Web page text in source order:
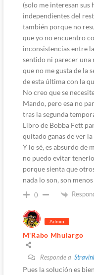
(solo me interesan
independientes del
también porque no
que yo no encuentro
inconsistencias entre
sentido ni parecer
que no me gusta de la
de esta última con la
No creo que se
Mando, pero esa no
tras la segunda
Libro de Bobba Fett
quitado ganas de ver la
Y lo sé, es absurdo de
no puedo evitar
porque sienta que
nada lo son, son
0
Admin
M'Rabo Mhulargo
Responde a
Pues la solución es